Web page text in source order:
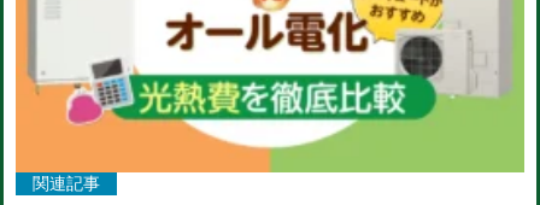
関連記事